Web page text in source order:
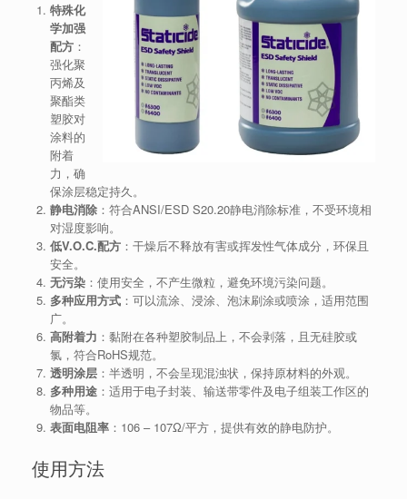
特殊化
学加强
配方：
强化聚
丙烯及
聚酯类
塑胶对
涂料的
附着
力，确
保涂层稳定持久。
静电消除：符合ANSI/ESD S20.20静电消除标准，不受环境相
对湿度影响。
低V.O.C.配方：干燥后不释放有害或挥发性气体成分，环保且
安全。
无污染：使用安全，不产生微粒，避免环境污染问题。
多种应用方式：可以流涂、浸涂、泡沫刷涂或喷涂，适用范围
广。
高附着力 ：黏附在各种塑胶制品上，不会剥落，且无硅胶或
氯，符合RoHS规范。
透明涂层：半透明，不会呈现混浊状，保持原材料的外观。
多种用途：适用于电子封装、输送带零件及电子组装工作区的
物品等。
表面电阻率：106 – 107Ω/平方，提供有效的静电防护。
使用方法